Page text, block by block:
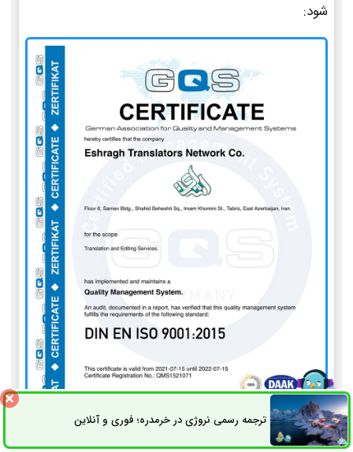
شود:
ترجمه رسمی نروژی در خرمدره؛ فوری و آنلاینثبت سفارش راه های ارتباطی